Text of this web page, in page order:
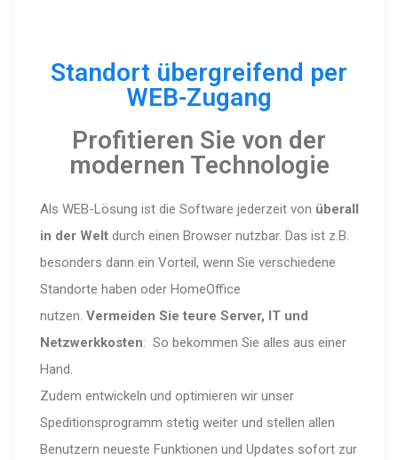
Standort übergreifend per
WEB-Zugang
Profitieren Sie von der
modernen Technologie
Als WEB-Lösung ist die Software jederzeit von überall
in der Weltdurch einen Browser nutzbar. Das ist z.B.
besonders dann ein Vorteil, wenn Sie verschiedene
Standorte haben oder HomeOffice
nutzen. Vermeiden Sie teure Server, IT und
Netzwerkkosten: So bekommen Sie alles aus einer
Hand.
Zudem entwickeln und optimieren wir unser
Speditionsprogramm stetig weiter und stellen allen
Benutzern neueste Funktionen und Updates sofort zur